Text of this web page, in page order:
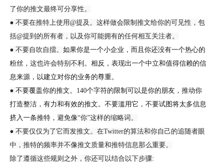
了你的推文最终可分享性。
● 不要在推特上使用@提及。这样做会限制推文给你的可见性， 包
括@提到 的所有者，以及你可能拥有的任何相互关注者。
● 不要自吹自擂。 如果你是一个小企业，而且你还没有一个热心的
粉丝， 这也许会特别 不利 。相反，表现出一个中立和值得信赖的信
息来源，以建立对你的业务的尊重。
● 不要覆盖你的推文。 140个字符的限制可以是你的朋友，推动你
打造整洁，有力和有效的推文。不要滥用它， 不要试图将太多信息
挤入一条推特 ， 避免像“你”这样的缩略词 。
● 不要仅仅为了它而发推文。在Twitter的算法和你自己的追随者眼
中，推特的频率并不像推文质量和推特信息那么重要。
除了遵循这些规则之外， 你还可以结合以下步骤: